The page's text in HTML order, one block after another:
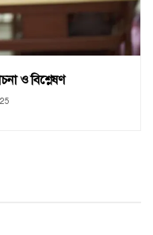
ও বিশ্লেষণ